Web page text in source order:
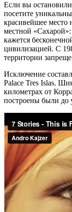
Если вы
посетите
красивейшее место
местной
кажется
цивилизацией. С
территории
Исключение
Palace Tres Islas.
километрах от
построены были до